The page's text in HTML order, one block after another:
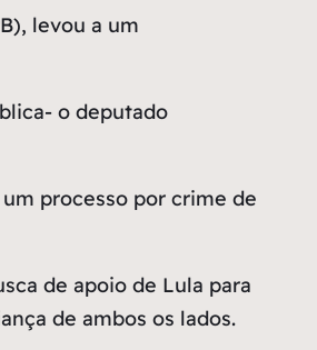
levou a um
o deputado
processo por crime de
de apoio de Lula para
de ambos os lados.